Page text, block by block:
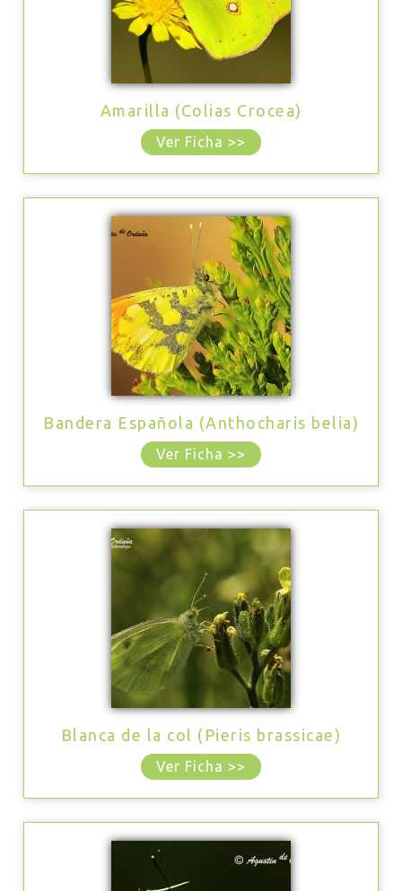
Amarilla (Colias Crocea)
Ver Ficha >>
Bandera Española (Anthocharis belia)
Ver Ficha >>
Blanca de la col (Pieris brassicae)
Ver Ficha >>